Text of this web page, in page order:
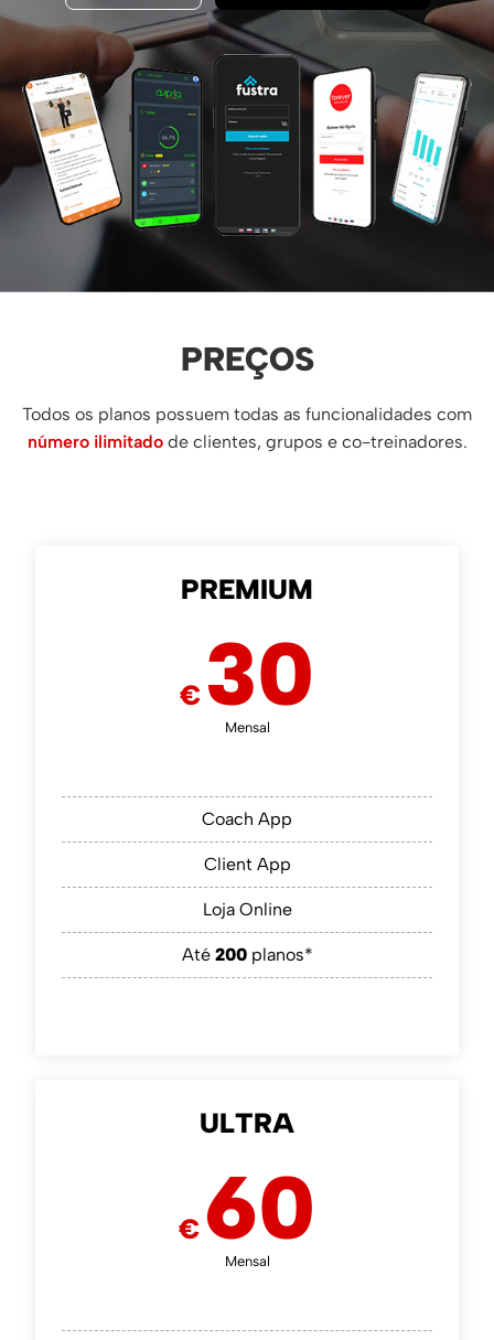
PREÇOS
Todos os planos possuem todas as funcionalidades com
número ilimitadode clientes, grupos e co-treinadores.
PREMIUM
€ 30
Mensal
Coach App
Client App
Loja Online
Até 200planos*
ULTRA
€ 60
Mensal